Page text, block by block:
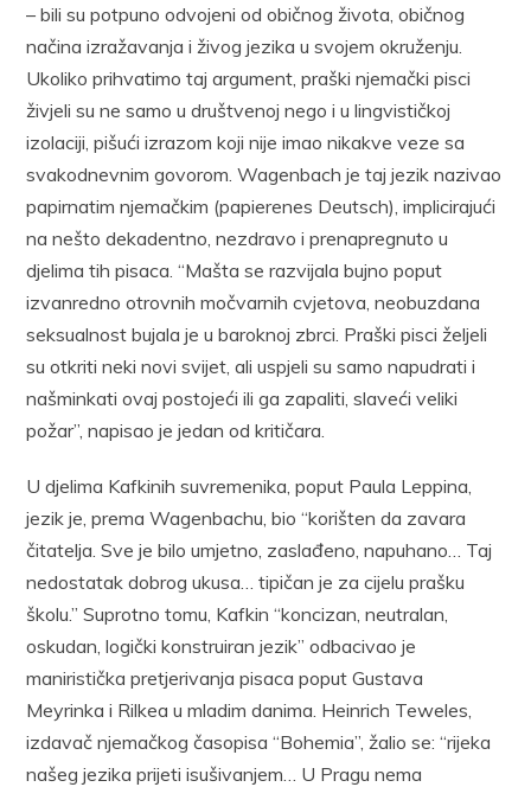
– bili su potpuno odvojeni od običnog života, običnog
načina izražavanja i živog jezika u svojem okruženju.
Ukoliko prihvatimo taj argument, praški njemački pisci
živjeli su ne samo u društvenoj nego i u lingvističkoj
izolaciji, pišući izrazom koji nije imao nikakve veze sa
svakodnevnim govorom. Wagenbach je taj jezik nazivao
papirnatim njemačkim (papierenes Deutsch), implicirajući
na nešto dekadentno, nezdravo i prenapregnuto u
djelima tih pisaca. “Mašta se razvijala bujno poput
izvanredno otrovnih močvarnih cvjetova, neobuzdana
seksualnost bujala je u baroknoj zbrci. Praški pisci željeli
su otkriti neki novi svijet, ali uspjeli su samo napudrati i
našminkati ovaj postojeći ili ga zapaliti, slaveći veliki
požar”, napisao je jedan od kritičara.
U djelima Kafkinih suvremenika, poput Paula Leppina,
jezik je, prema Wagenbachu, bio “korišten da zavara
čitatelja. Sve je bilo umjetno, zaslađeno, napuhano… Taj
nedostatak dobrog ukusa… tipičan je za cijelu prašku
školu.” Suprotno tomu, Kafkin “koncizan, neutralan,
oskudan, logički konstruiran jezik” odbacivao je
maniristička pretjerivanja pisaca poput Gustava
Meyrinka i Rilkea u mladim danima. Heinrich Teweles,
izdavač njemačkog časopisa “Bohemia”, žalio se: “rijeka
našeg jezika prijeti isušivanjem… U Pragu nema